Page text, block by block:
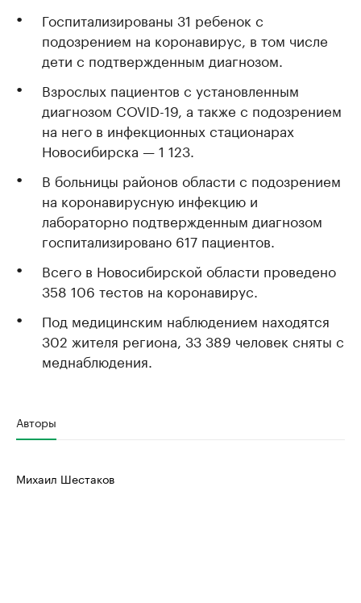
Госпитализированы 31 ребенок с
подозрением на коронавирус, в том числе
дети с подтвержденным диагнозом.
Взрослых пациентов с установленным
диагнозом COVID-19, а также с подозрением
на него в инфекционных стационарах
Новосибирска — 1 123.
В больницы районов области с подозрением
на коронавирусную инфекцию и
лабораторно подтвержденным диагнозом
госпитализировано 617 пациентов.
Всего в Новосибирской области проведено
358 106 тестов на коронавирус.
Под медицинским наблюдением находятся
302 жителя региона, 33 389 человек сняты с
меднаблюдения.
Авторы
Михаил Шестаков